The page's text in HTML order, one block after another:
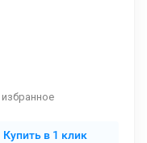
избранное
Купить в 1 клик